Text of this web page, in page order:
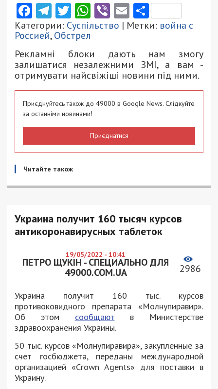
Facebook
Telegram
Twitter
WhatsApp
ViberEmail
Категории: Суспільство | Метки: война с
Россией,Обстрел
Рекламні блоки дають нам змогу
залишатися незалежними ЗМІ, а вам -
отримувати найсвіжіші новини під ними.
Приєднуйтесь також до 49000 в Google News. Слідкуйте
за останніми новинами!
Приєднатися
Читайте також
Украина получит 160 тысяч курсов
антикоронавирусных таблеток
19/05/2022 - 10:41
ПЕТРО ЩУКІН - СПЕЦИАЛЬНО ДЛЯ
49000.COM.UA
2986
Украина получит 160 тыс. курсов
противоковидного препарата «Молнупиравир».
Об этом сообщают в Министерстве
здравоохранения Украины.
50 тыс. курсов «Молнупиравира», закупленные за
счет госбюджета, переданы международной
организацией «Crown Agents» для поставки в
Украину.